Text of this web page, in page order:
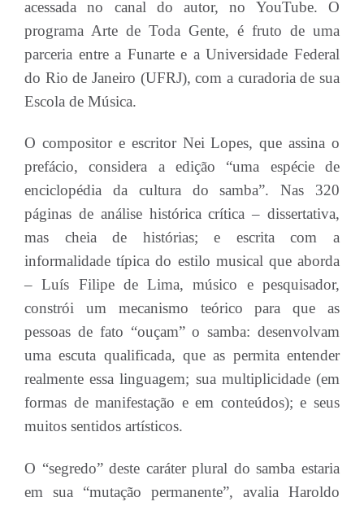
acessada no canal do autor, no YouTube. O
programa Arte de Toda Gente, é fruto de uma
parceria entre a Funarte e a Universidade Federal
do Rio de Janeiro (UFRJ), com a curadoria de sua
Escola de Música.
O compositor e escritor Nei Lopes, que assina o
prefácio, considera a edição “uma espécie de
enciclopédia da cultura do samba”. Nas 320
páginas de análise histórica crítica – dissertativa,
mas cheia de histórias; e escrita com a
informalidade típica do estilo musical que aborda
– Luís Filipe de Lima, músico e pesquisador,
constrói um mecanismo teórico para que as
pessoas de fato “ouçam” o samba: desenvolvam
uma escuta qualificada, que as permita entender
realmente essa linguagem; sua multiplicidade (em
formas de manifestação e em conteúdos); e seus
muitos sentidos artísticos.
O “segredo” deste caráter plural do samba estaria
em sua “mutação permanente”, avalia Haroldo